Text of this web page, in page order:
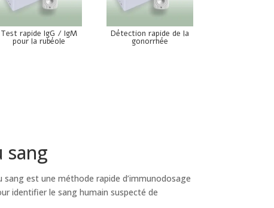
Test rapide IgG / IgM
pour la rubéole
Détection rapide de la
gonorrhée
sang
est une méthode rapide d’immunodosage
identifier le sang humain suspecté de